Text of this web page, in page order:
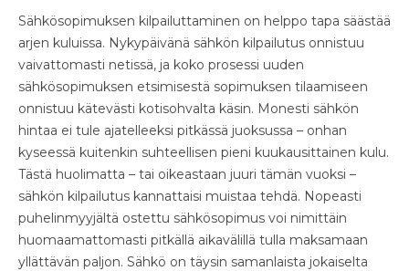
Sähkösopimuksen kilpailuttaminen on helppo tapa säästää
arjen kuluissa. Nykypäivänä sähkön kilpailutus onnistuu
vaivattomasti netissä, ja koko prosessi uuden
sähkösopimuksen etsimisestä sopimuksen tilaamiseen
onnistuu kätevästi kotisohvalta käsin. Monesti sähkön
hintaa ei tule ajatelleeksi pitkässä juoksussa – onhan
kyseessä kuitenkin suhteellisen pieni kuukausittainen kulu.
Tästä huolimatta – tai oikeastaan juuri tämän vuoksi –
sähkön kilpailutus kannattaisi muistaa tehdä. Nopeasti
puhelinmyyjältä ostettu sähkösopimus voi nimittäin
huomaamattomasti pitkällä aikavälillä tulla maksamaan
yllättävän paljon. Sähkö on täysin samanlaista jokaiselta